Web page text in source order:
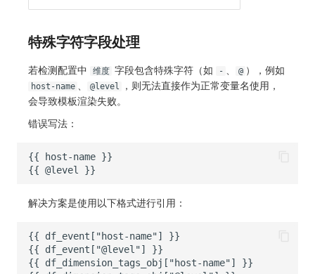
特殊字符字段处理
若检测配置中 维度 字段包含特殊字符（如 - @ ），例如
host-name @level
，则无法直接作为正常变量名使用，
会导致模板渲染失败。
错误写法：
解决方案是使用以下格式进行引用：